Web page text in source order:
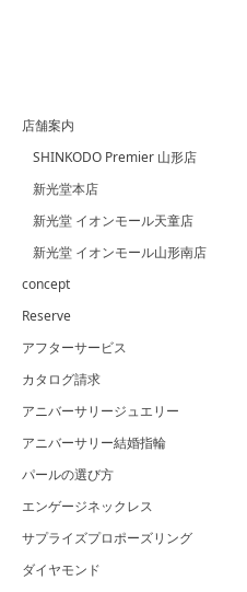
店舗案内
SHINKODO Premier 山形店
新光堂本店
新光堂 イオンモール天童店
新光堂 イオンモール山形南店
concept
Reserve
アフターサービス
カタログ請求
アニバーサリージュエリー
アニバーサリー結婚指輪
パールの選び方
エンゲージネックレス
サプライズプロポーズリング
ダイヤモンド